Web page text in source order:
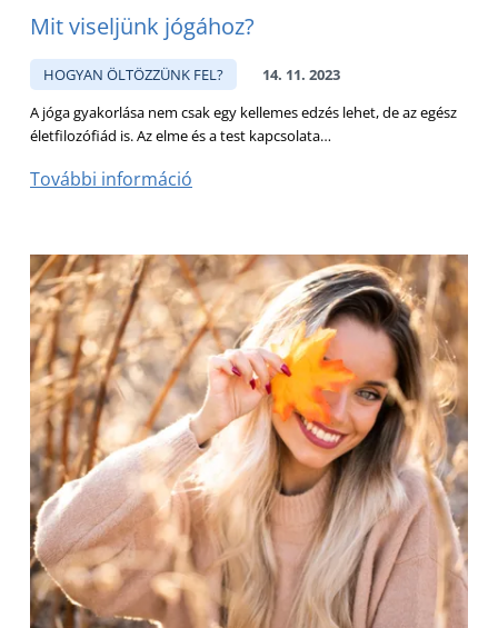
Mit viseljünk jógához?
HOGYAN ÖLTÖZZÜNK FEL?
14. 11. 2023
A jóga gyakorlása nem csak egy kellemes edzés lehet, de az egész
életfilozófiád is. Az elme és a test kapcsolata…
További információ